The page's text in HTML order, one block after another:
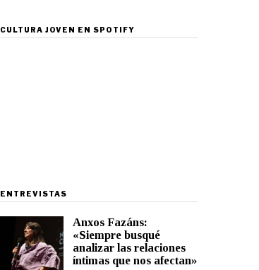
CULTURA JOVEN EN SPOTIFY
ENTREVISTAS
Anxos Fazáns:
«Siempre busqué
analizar las relaciones
íntimas que nos afectan»